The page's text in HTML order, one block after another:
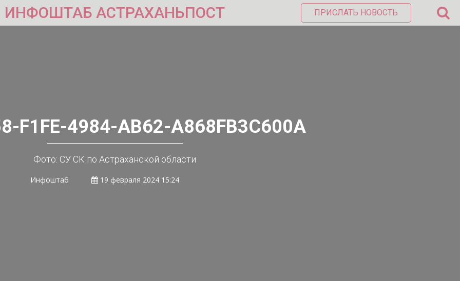
ИНФОШТАБ АСТРАХАНЬПОСТ ПРИСЛАТЬ НОВОСТЬ
F1FE-4984-AB62-A868FB3C600A
Фото: СУ СК по Астраханской области
Инфоштаб 19 февраля 2024 15:24